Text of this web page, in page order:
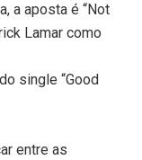
a aposta é “Not
Lamar como
single “Good
entre as